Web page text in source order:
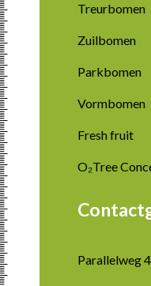
Treurbomen
Zuilbomen
Parkbomen
Vormbomen
Fresh fruit
O₂Tree
Parallelweg